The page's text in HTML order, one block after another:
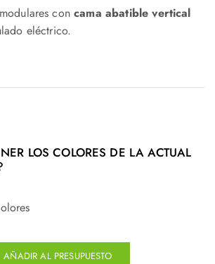
concama abatible vertical
eléctrico.
LOS COLORES DE LA ACTUAL
AÑADIR AL PRESUPUESTO